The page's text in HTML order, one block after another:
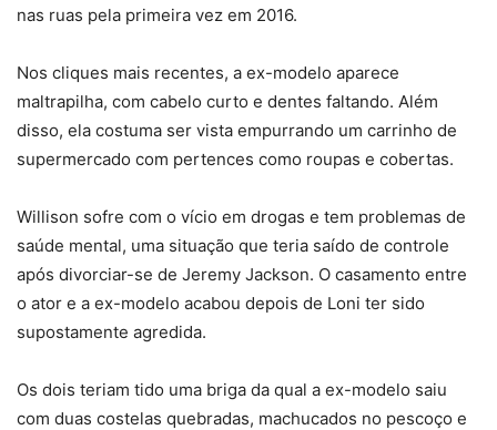
nas ruas pela primeira vez em 2016.
Nos cliques mais recentes, a ex-modelo aparece
maltrapilha, com cabelo curto e dentes faltando. Além
disso, ela costuma ser vista empurrando um carrinho de
supermercado com pertences como roupas e cobertas.
Willison sofre com o vício em drogas e tem problemas de
saúde mental, uma situação que teria saído de controle
após divorciar-se de Jeremy Jackson. O casamento entre
o ator e a ex-modelo acabou depois de Loni ter sido
supostamente agredida.
Os dois teriam tido uma briga da qual a ex-modelo saiu
com duas costelas quebradas, machucados no pescoço e